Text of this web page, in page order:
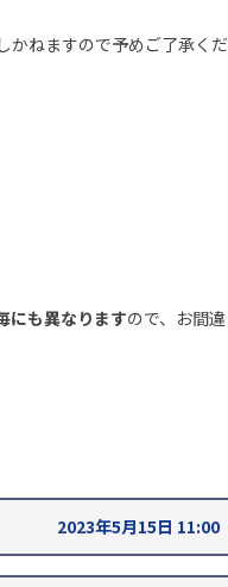
かねますので予めご了承くだ
にも異なりますので、お間違
2023年5月15日 11:00